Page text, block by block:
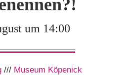
um 14:00
/// Museum Köpenick